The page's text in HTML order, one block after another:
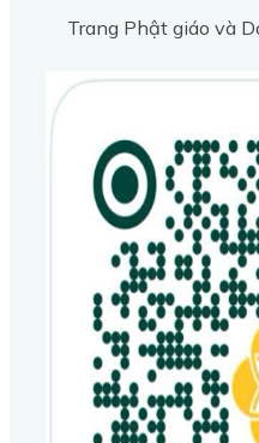
Trang Phật giáo và